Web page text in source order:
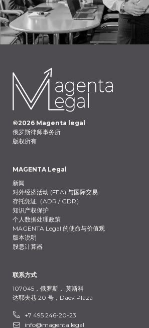
©2026 Magenta legal
俄罗斯律师事务所
版权所有
MAGENTA Legal
新闻
对外经济活动 (FEA) 与国际交易
存托凭证（ADR / GDR）
知识产权保护
个人数据处理政策
MAGENTA Legal 的使命与价值观
版本说明
股息计算器
联系方式
107045，俄罗斯， 莫斯科
达耶夫巷 20 号，Daev Plaza
+7 495 246-20-23
info@magenta.legal